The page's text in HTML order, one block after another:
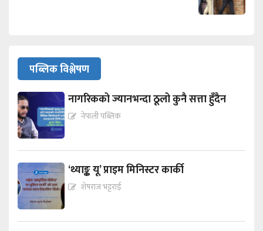
पब्लिक विश्लेषण
नागरिकको ज्यानभन्दा ठूलो कुनै सत्ता हुँदैन
नेपाली पब्लिक
‘थ्याङ्क यू’ प्राइम मिनिस्टर कार्की
शेषराज भट्टराई